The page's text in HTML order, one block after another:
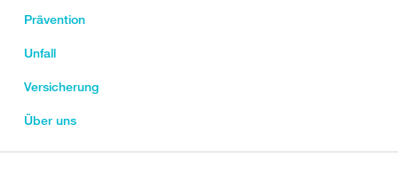
Prävention
Unfall
Versicherung
Über uns